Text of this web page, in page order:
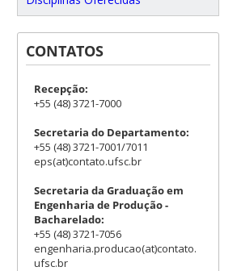
CONTATOS
Recepção:
+55 (48) 3721-7000
Secretaria do Departamento:
+55 (48) 3721-7001/7011
eps(at)contato.ufsc.br
Secretaria da Graduação em
Engenharia de Produção -
Bacharelado:
+55 (48) 3721-7056
engenharia.producao(at)contato.
ufsc.br